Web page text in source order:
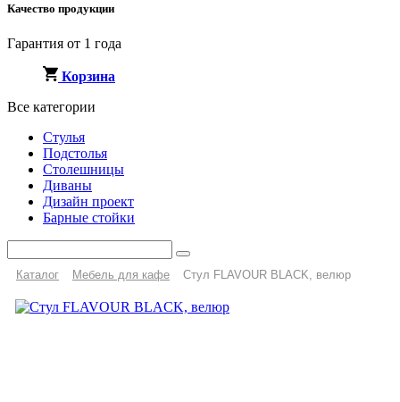
Качество продукции
Гарантия от 1 года
Корзина
Все категории
Стулья
Подстолья
Столешницы
Диваны
Дизайн проект
Барные стойки
Каталог Мебель для кафе Стул FLAVOUR BLACK, велюр